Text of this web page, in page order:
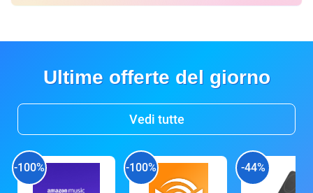
Ultime offerte del giorno
Vedi tutte
-100% -100% -44%